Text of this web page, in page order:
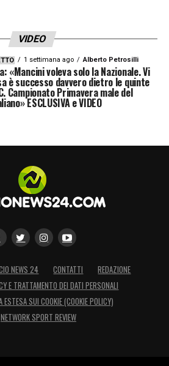
VIDEO
1 settimana ago Alberto Petrosilli
«Mancini voleva solo la Nazionale. Vi
è successo davvero dietro le quinte
Campionato Primavera male del
ESCLUSIVA e VIDEO
NEWS 24 CONTATTI
REDAZIONE
E TRATTAMENTO DEI DATI PERSONALI
ESTESA SUI COOKIE (COOKIE POLICY)
NETWORK SPORT REVIEW